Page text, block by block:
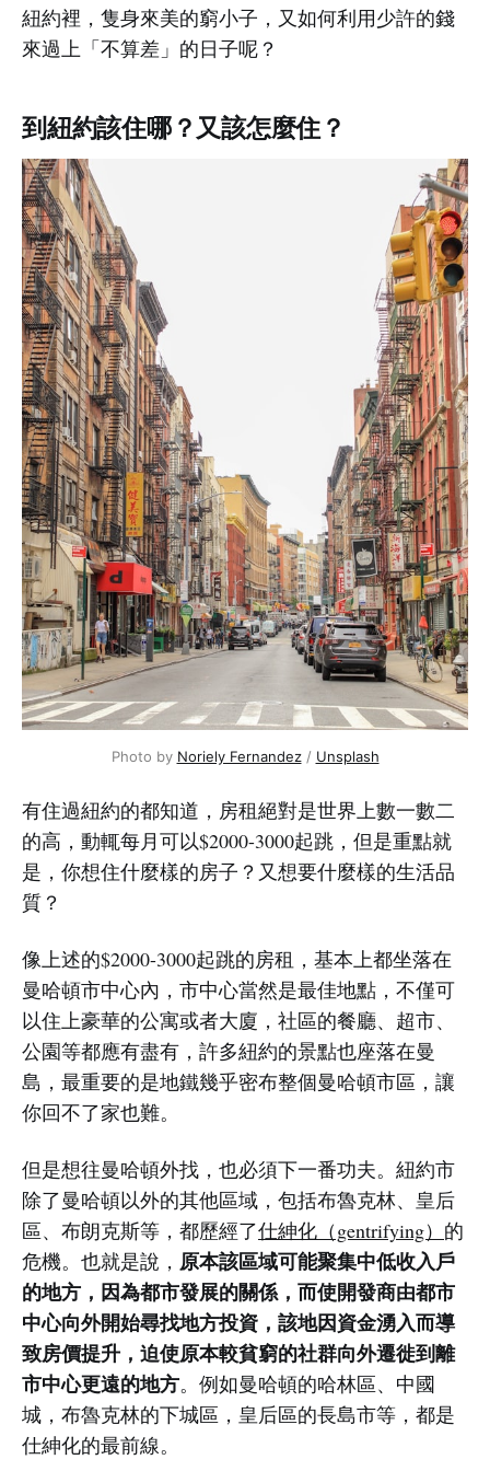
紐約裡，隻身來美的窮小子，又如何利用少許的錢
來過上「不算差」的日子呢？
到紐約該住哪？又該怎麼住？
Photo by Noriely Fernandez / Unsplash
有住過紐約的都知道，房租絕對是世界上數一數二
的高，動輒每月可以$2000-3000起跳，但是重點就
是，你想住什麼樣的房子？又想要什麼樣的生活品
質？
像上述的$2000-3000起跳的房租，基本上都坐落在
曼哈頓市中心內，市中心當然是最佳地點，不僅可
以住上豪華的公寓或者大廈，社區的餐廳、超市、
公園等都應有盡有，許多紐約的景點也座落在曼
島，最重要的是地鐵幾乎密布整個曼哈頓市區，讓
你回不了家也難。
但是想往曼哈頓外找，也必須下一番功夫。紐約市
除了曼哈頓以外的其他區域，包括布魯克林、皇后
區、布朗克斯等，都歷經了仕紳化（gentrifying） 的
危機。也就是說， 原本該區域可能聚集中低收入戶
的地方，因為都市發展的關係，而使開發商由都市
中心向外開始尋找地方投資，該地因資金湧入而導
致房價提升，迫使原本較貧窮的社群向外遷徙到離
市中心更遠的地方。例如曼哈頓的哈林區、中國
城，布魯克林的下城區，皇后區的長島市等，都是
仕紳化的最前線。